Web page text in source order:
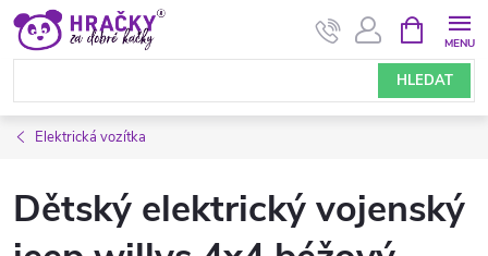
Přejít
obsah
HLEDAT
NÁKUPNÍ
KOŠÍK
Elektrická vozítka
Dětský elektrický vojenský